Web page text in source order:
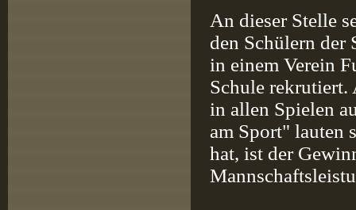
An dieser Stelle
den Schülern der
in einem Verein
Schule rekrutiert.
in allen Spielen
am Sport" lauten
hat, ist der